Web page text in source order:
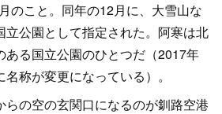
のこと。同年の12月に、大雪山な
立公園として指定された。阿寒は北
ある国立公園のひとつだ（2017年
称が変更になっている）。
の空の玄関口になるのが釧路空港